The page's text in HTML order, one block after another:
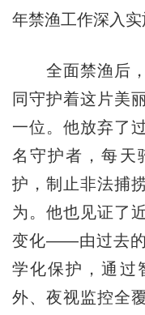
年禁渔工作深入实
全面禁渔后，
同守护着这片美
一位。他放弃了
名守护者，每天
护，制止非法捕
为。他也见证了
变化——由过去的
学化保护，通过
外、夜视监控全